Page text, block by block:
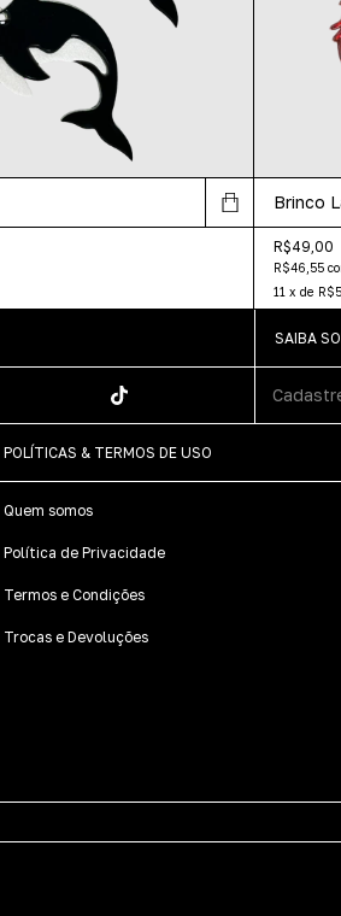
Brinco
R$49,00
R$46,55
11 x de
SAIBA
POLÍTICAS & TERMOS DE USO
Quem somos
Política de Privacidade
Termos e Condições
Trocas e Devoluções